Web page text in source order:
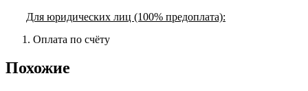
Для юридических лиц (100% предоплата):
Оплата по счёту
Похожие